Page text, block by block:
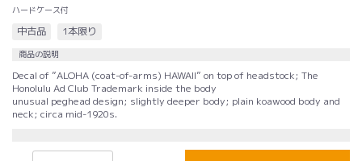
ハードケース付
中古品 1本限り
商品の説明
Decal of ”ALOHA (coat-of-arms) HAWAII” on top of headstock; The
Honolulu Ad Club Trademark inside the body
unusual peghead design; slightly deeper body; plain koawood body and
neck; circa mid-1920s.